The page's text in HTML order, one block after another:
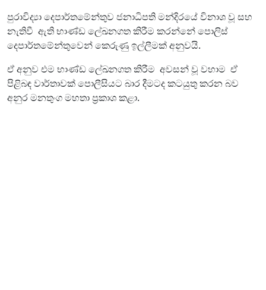
පුරාවිද්‍යා දෙපාර්තමේන්තුව ජනාධිපති මන්දිරයේ විනාශ වූ සහ
නැතිවී ඇති භාණ්ඩ ලේඛනගත කිරීම කරන්නේ පොලිස්
දෙපාර්තමේන්තුවෙන් කෙරුණු ඉල්ලීමක් අනුවයි.
ඒ අනුව එම භාණ්ඩ ලේඛනගත කිරීම අවසන් වූ වහාම ඒ
පිළිබඳ වාර්තාවක් පොලීසියට බාර දීමටද කටයුතු කරන බව
අනුර මනතුංග මහතා ප්‍රකාශ කළා.